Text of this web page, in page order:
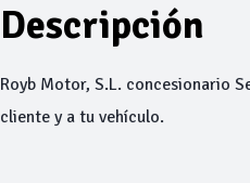
Descripción
Royb Motor, S.L. concesionario
cliente y a tu vehículo.